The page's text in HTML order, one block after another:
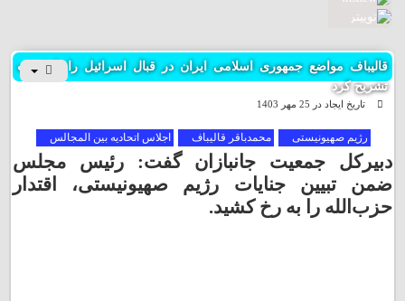
چهارمحال و بختیاری
خراسان شمالی
قالیباف مواضع جمهوری اسلامی ایران در قبال اسرائیل را با قدرت
تشریح کرد
تاریخ ایجاد در 25 مهر 1403
رژیم صهیونیستی محمدباقر قالیباف اجلاس اتحادیه بین المجالس
دبیرکل جمعیت جانبازان گفت: رئیس مجلس
ضمن تبیین جنایات رژیم صهیونیستی، اقتدار
حزب‌الله را به رخ کشید.